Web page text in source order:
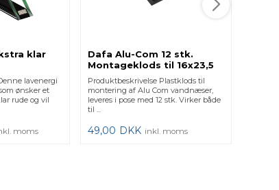
klar
lavenergi
ønsker et
rude og vil
moms
Dafa Alu-Com 12 stk.
Montageklods til 16x23,5
16x30 16x36
Produktbeskrivelse Plastklods til
montering af Alu Com vandnæser,
leveres i pose med 12 stk. Virker både
til ...
49,00 DKK inkl. moms